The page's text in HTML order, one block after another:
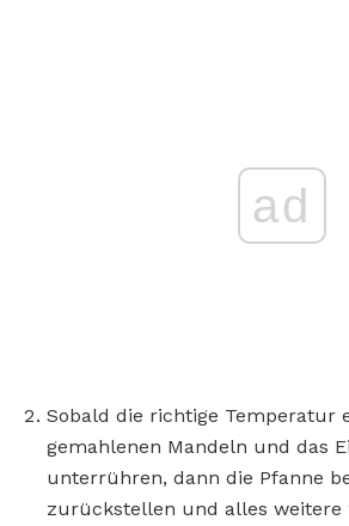
ad
Sobald die richtige Temperatur
gemahlenen Mandeln und das
unterrühren, dann die Pfanne
zurückstellen und alles weitere